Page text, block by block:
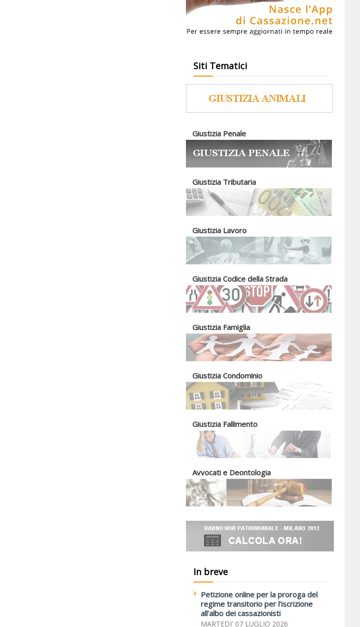
Siti Tematici
Giustizia Penale
Giustizia Tributaria
Giustizia Lavoro
Giustizia Codice della Strada
Giustizia Famiglia
Giustizia Condominio
Giustizia Fallimento
Avvocati e Deontologia
In breve
Petizione online per la proroga del
regime transitorio per l’iscrizione
all’albo dei cassazionisti
MARTEDI' 07 LUGLIO 2026